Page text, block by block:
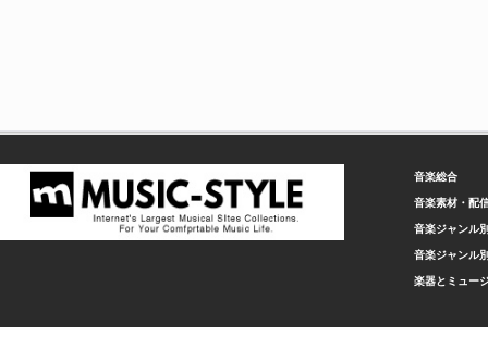
音楽総合
音楽素材・配
音楽ジャンル
音楽ジャンル
楽器とミュー